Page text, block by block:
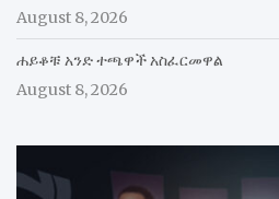
August 8, 2026
ሐይቆቹ አንድ ተጫዋች አስፈርመዋል
August 8, 2026